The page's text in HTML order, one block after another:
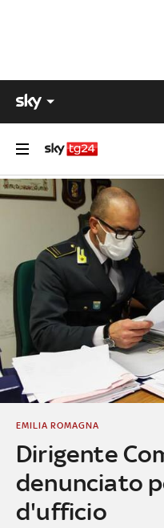
Dirigente
denunciato
d'ufficio
EMILIA ROMAGNA